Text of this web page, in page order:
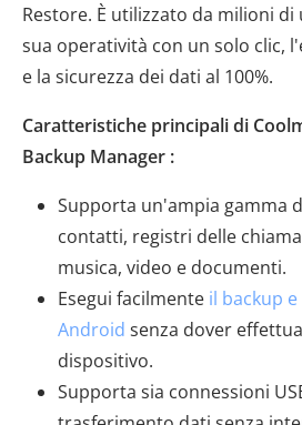
Restore. È utilizzato da milioni
sua operatività con un solo clic,
e la sicurezza dei dati al 100%.
Caratteristiche principali di
Backup Manager :
Supporta un'ampia gamma
contatti, registri delle
musica, video e documenti.
Esegui facilmente il backup
Android senza dover
dispositivo.
Supporta sia connessioni